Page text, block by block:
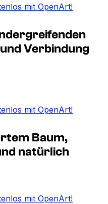
mit OpenArt!
Verbindung
mit OpenArt!
Baum,
natürlich
mit OpenArt!